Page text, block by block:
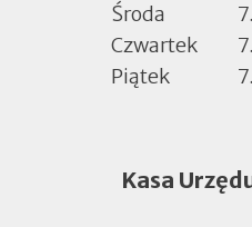
Środa
Czwartek
Piątek
Kasa